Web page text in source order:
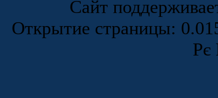
Сайт
Открытие страницы:
Рє